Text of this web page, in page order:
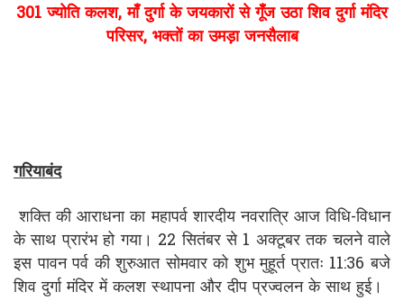
301 ज्योति कलश, माँ दुर्गा के जयकारों से गूँज उठा शिव दुर्गा मंदिर
परिसर, भक्तों का उमड़ा जनसैलाब
गरियाबंद
शक्ति की आराधना का महापर्व शारदीय नवरात्रि आज विधि-विधान
के साथ प्रारंभ हो गया। 22 सितंबर से 1 अक्टूबर तक चलने वाले
इस पावन पर्व की शुरुआत सोमवार को शुभ मुहूर्त प्रातः 11:36 बजे
शिव दुर्गा मंदिर में कलश स्थापना और दीप प्रज्वलन के साथ हुई।